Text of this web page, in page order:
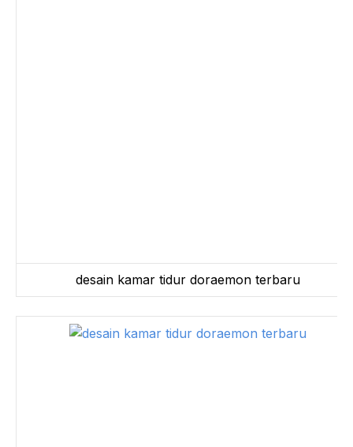
desain kamar tidur doraemon terbaru